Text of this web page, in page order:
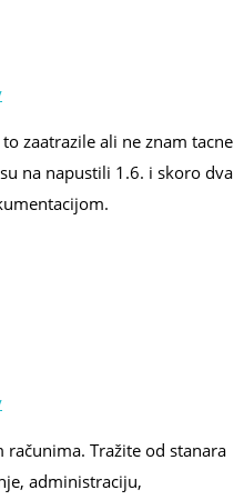
zaatrazile ali ne znam tacne
na napustili 1.6. i skoro dva
računima. Tražite od stanara
administraciju,